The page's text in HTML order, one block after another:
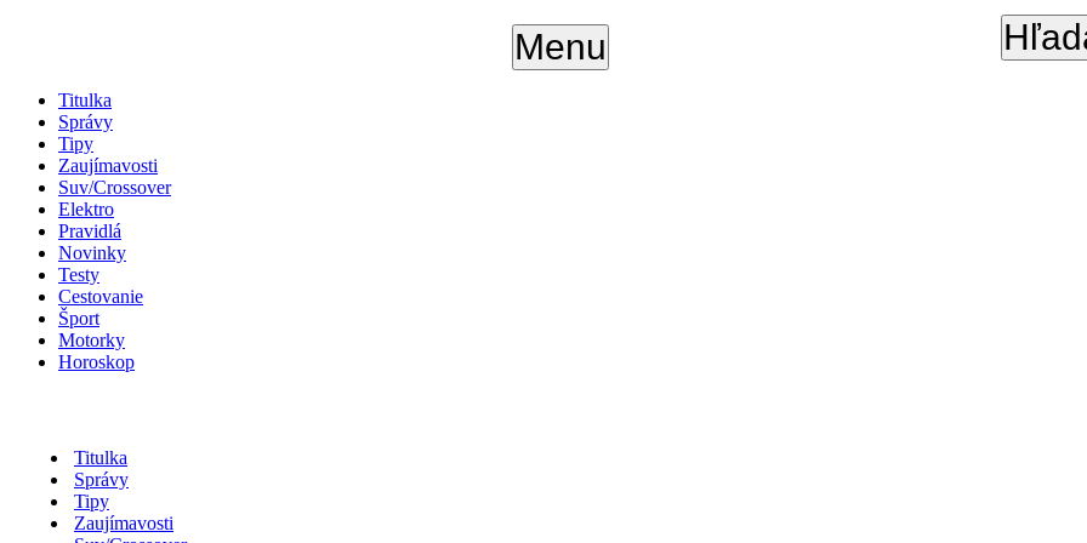
Menu
Titulka
Správy
Tipy
Zaujímavosti
Suv/Crossover
Elektro
Pravidlá
Novinky
Testy
Cestovanie
Šport
Motorky
Horoskop
Titulka
Správy
Tipy
Zaujímavosti